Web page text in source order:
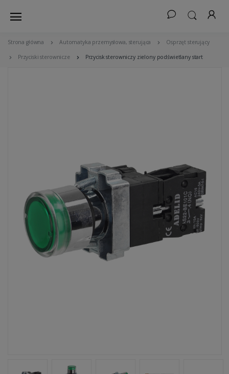
Strona główna Automatyka przemysłowa, sterująca Osprzęt sterujący
Przyciski sterownicze Przycisk sterowniczy zielony podświetlany start